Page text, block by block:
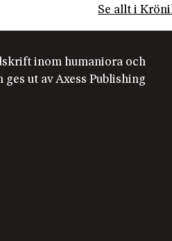
Se allt i
inom humaniora och
ut av Axess Publishing